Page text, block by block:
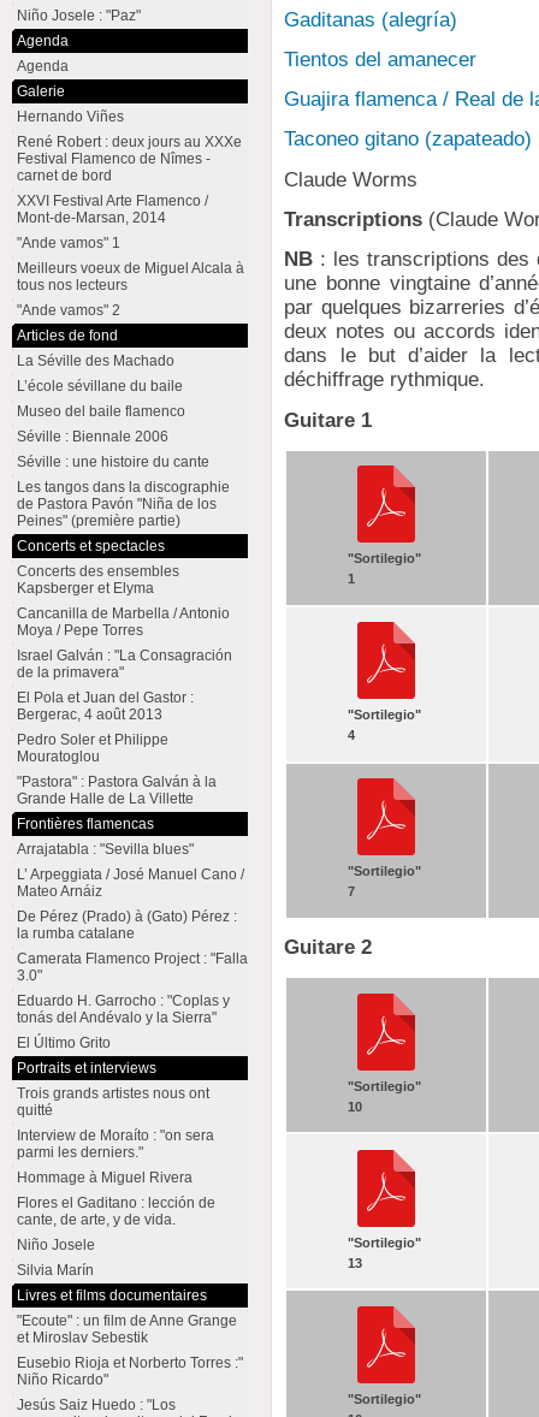
Gaditanas (alegría)
Tientos del amanecer
Guajira flamenca / Real de
Taconeo gitano (zapateado)
Claude Worms
Transcriptions (Claude
NB : les transcriptions des
une bonne vingtaine
par quelques bizarreries
deux notes ou accords
dans le but d’aider la
déchiffrage rythmique.
Guitare 1
"Sortilegio"
1
"Sortilegio"
4
"Sortilegio"
7
Guitare 2
"Sortilegio"
10
"Sortilegio"
13
"Sortilegio"
Niño Josele : "Paz"
Agenda
Agenda
Galerie
Hernando Viñes
René Robert : deux jours au XXXe
Festival Flamenco de Nîmes -
carnet de bord
XXVI Festival Arte Flamenco /
Mont-de-Marsan, 2014
"Ande vamos" 1
Meilleurs voeux de Miguel Alcala à
tous nos lecteurs
"Ande vamos" 2
Articles de fond
La Séville des Machado
L’école sévillane du baile
Museo del baile flamenco
Séville : Biennale 2006
Séville : une histoire du cante
Les tangos dans la discographie
de Pastora Pavón "Niña de los
Peines" (première partie)
Concerts et spectacles
Concerts des ensembles
Kapsberger et Elyma
Cancanilla de Marbella / Antonio
Moya / Pepe Torres
Israel Galván : "La Consagración
de la primavera"
El Pola et Juan del Gastor :
Bergerac, 4 août 2013
Pedro Soler et Philippe
Mouratoglou
"Pastora" : Pastora Galván à la
Grande Halle de La Villette
Frontières flamencas
Arrajatabla : "Sevilla blues"
L’ Arpeggiata / José Manuel Cano /
Mateo Arnáiz
De Pérez (Prado) à (Gato) Pérez :
la rumba catalane
Camerata Flamenco Project : "Falla
3.0"
Eduardo H. Garrocho : "Coplas y
tonás del Andévalo y la Sierra"
El Último Grito
Portraits et interviews
Trois grands artistes nous ont
quitté
Interview de Moraíto : "on sera
parmi les derniers."
Hommage à Miguel Rivera
Flores el Gaditano : lección de
cante, de arte, y de vida.
Niño Josele
Silvia Marín
Livres et films documentaires
"Ecoute" : un film de Anne Grange
et Miroslav Sebestik
Eusebio Rioja et Norberto Torres :"
Niño Ricardo"
Jesús Saiz Huedo : "Los